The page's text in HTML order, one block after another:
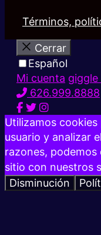
Términos,
Cerrar
Español
Mi cuenta
626.999.8888
Utilizamos
usuario y analizar
razones,
sitio con nuestros
Disminución